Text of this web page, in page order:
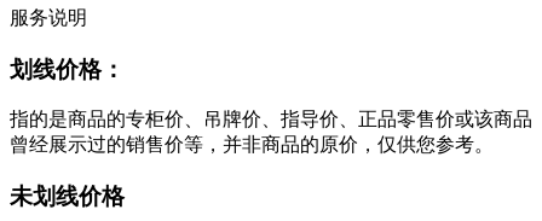
服务说明
划线价格：
指的是商品的专柜价、吊牌价、指导价、正品零售价或该商品
曾经展示过的销售价等，并非商品的原价，仅供您参考。
未划线价格